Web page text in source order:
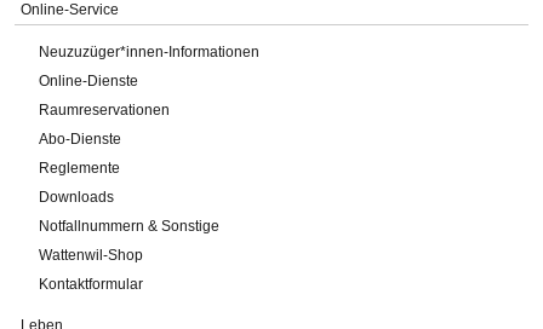
Online-Service
Neuzuzüger*innen-Informationen
Online-Dienste
Raumreservationen
Abo-Dienste
Reglemente
Downloads
Notfallnummern & Sonstige
Wattenwil-Shop
Kontaktformular
Leben